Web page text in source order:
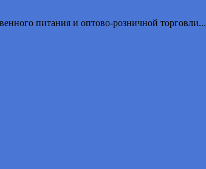
питания и оптово-розничной торговли...